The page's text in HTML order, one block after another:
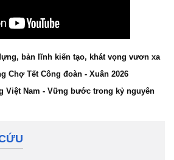
bản lĩnh kiến tạo, khát vọng vươn xa
Chợ Tết Công đoàn - Xuân 2026
Việt Nam - Vững bước trong kỷ nguyên